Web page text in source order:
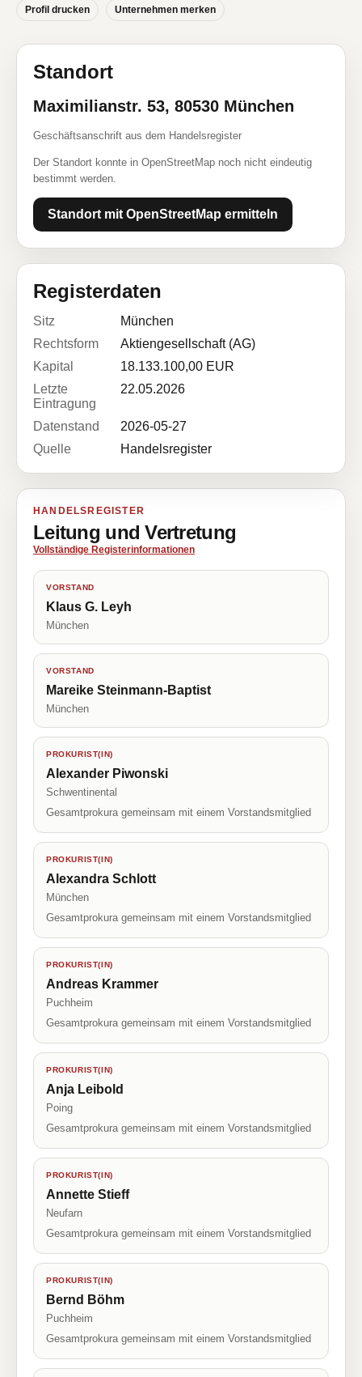
Profil drucken Unternehmen merken
Standort
Maximilianstr. 53, 80530 München
Geschäftsanschrift aus dem Handelsregister
Der Standort konnte in OpenStreetMap noch nicht eindeutig
bestimmt werden.
Standort mit OpenStreetMap ermitteln
Registerdaten
Sitz
München
Rechtsform
Aktiengesellschaft (AG)
Kapital
18.133.100,00 EUR
Letzte
Eintragung
22.05.2026
Datenstand
2026-05-27
Quelle
Handelsregister
HANDELSREGISTER
Leitung und Vertretung
Vollständige Registerinformationen
VORSTAND
Klaus G. Leyh
München
VORSTAND
Mareike Steinmann-Baptist
München
PROKURIST(IN)
Alexander Piwonski
Schwentinental
Gesamtprokura gemeinsam mit einem Vorstandsmitglied
PROKURIST(IN)
Alexandra Schlott
München
Gesamtprokura gemeinsam mit einem Vorstandsmitglied
PROKURIST(IN)
Andreas Krammer
Puchheim
Gesamtprokura gemeinsam mit einem Vorstandsmitglied
PROKURIST(IN)
Anja Leibold
Poing
Gesamtprokura gemeinsam mit einem Vorstandsmitglied
PROKURIST(IN)
Annette Stieff
Neufarn
Gesamtprokura gemeinsam mit einem Vorstandsmitglied
PROKURIST(IN)
Bernd Böhm
Puchheim
Gesamtprokura gemeinsam mit einem Vorstandsmitglied